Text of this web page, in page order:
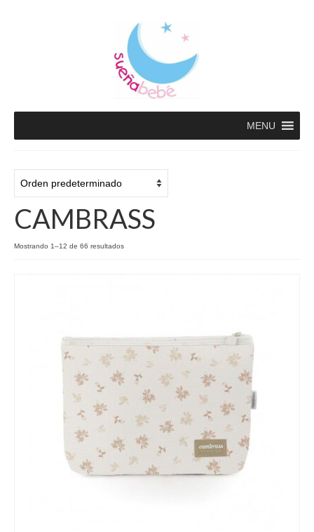
MENU
CAMBRASS
Mostrando 1–12 de 66 resultados